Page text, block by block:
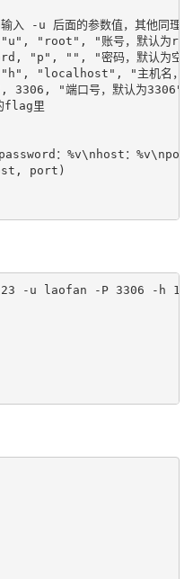
-u 后面的参数值，其他同理
"root", "账号，默认为
"p", "", "密码，默认为空
"localhost", "主机名，
"端口号，默认为3306")
flag里
：%v\nhost：
port)
-u laofan -P 3306 -h